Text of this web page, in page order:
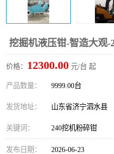
挖掘机液压钳-智造大观-
价格： 12300.00 元/台 起
产品数量： 9999.00台
发货地址： 山东省济宁泗水县
关键词： 240挖机粉碎钳
发布日期： 2026-06-23
清扫器
挖树机
滚筒筛
挖掘机破碎斗